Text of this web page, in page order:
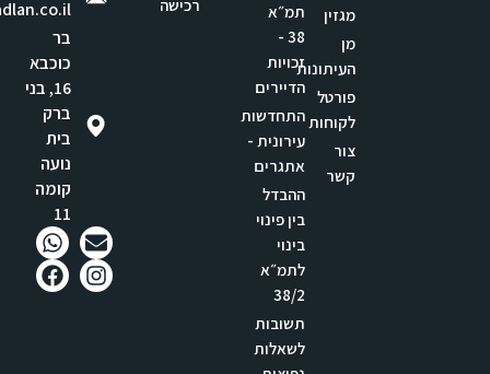
מגזין
מן
העיתונות
פורטל
לקוחות
צור
קשר
תמ״א
38 -
זכויות
הדיירים
התחדשות
עירונית -
אתגרים
ההבדל
בין פינוי
בינוי
לתמ״א
38/2
תשובות
לשאלות
רכישה
בר
כוכבא
16, בני
ברק
בית
נועה
קומה
11